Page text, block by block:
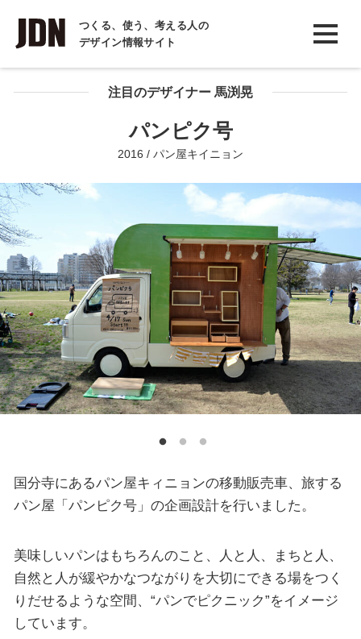
つくる、使う、考える人の
デザイン情報サイト
INTERVIEW
インタビュー
REPORT
COLUMN
注目のデザイナー 馬渕晃
パンピク号
2016 / パン屋キイニョン
国分寺にあるパン屋キィニョンの移動販売車、旅する
パン屋「パンピク号」の企画設計を行いました。
美味しいパンはもちろんのこと、人と人、まちと人、
自然と人が緩やかなつながりを大切にできる場をつく
りだせるような空間、“パンでピクニック”をイメージ
しています。